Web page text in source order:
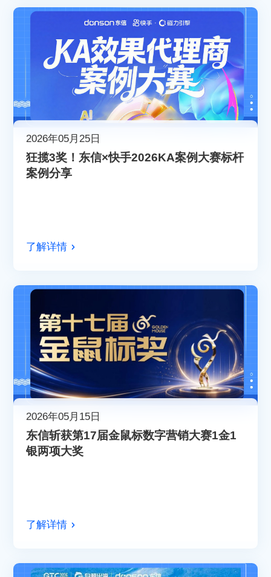
2026年05月25日
狂揽3奖！东信×快手2026KA案例大赛标杆
案例分享
了解详情
2026年05月15日
东信斩获第17届金鼠标数字营销大赛1金1
银两项大奖
了解详情